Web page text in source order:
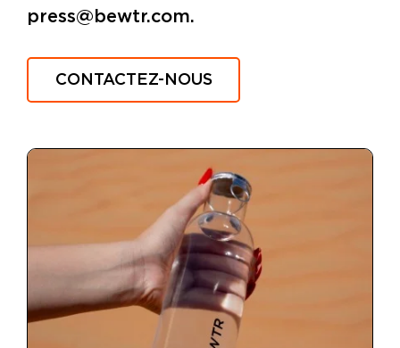
press@bewtr.com.
CONTACTEZ-NOUS